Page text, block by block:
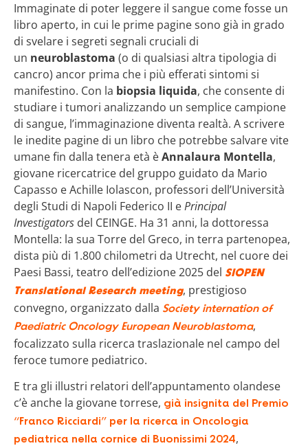
Immaginate di poter leggere il sangue come fosse un
libro aperto, in cui le prime pagine sono già in grado
di svelare i segreti segnali cruciali di
un neuroblastoma (o di qualsiasi altra tipologia di
cancro) ancor prima che i più efferati sintomi si
manifestino. Con la biopsia liquida, che consente di
studiare i tumori analizzando un semplice campione
di sangue, l’immaginazione diventa realtà. A scrivere
le inedite pagine di un libro che potrebbe salvare vite
umane fin dalla tenera età èAnnalaura Montella,
giovane ricercatrice del gruppo guidato da Mario
Capasso e Achille Iolascon, professori dell’Università
degli Studi di Napoli Federico II ePrincipal
Investigators del CEINGE. Ha 31 anni, la dottoressa
Montella: la sua Torre del Greco, in terra partenopea,
dista più di 1.800 chilometri da Utrecht, nel cuore dei
Paesi Bassi, teatro dell’edizione 2025 del SIOPEN
Translational Research meeting, prestigioso
convegno, organizzato dalla Society internation of
Paediatric OncologyEuropean Neuroblastoma,
focalizzato sulla ricerca traslazionale nel campo del
feroce tumore pediatrico.
E tra gli illustri relatori dell’appuntamento olandese
c’è anche la giovane torrese, già insignita del Premio
“Franco Ricciardi” per la ricerca in Oncologia
pediatrica nella cornice di Buonissimi 2024,